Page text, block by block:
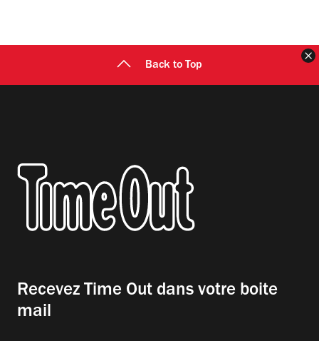
Back to Top
Recevez Time Out dans votre boite
mail